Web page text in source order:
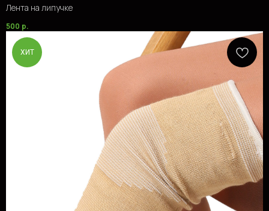
Лента на липучке
500 р.
ХИТ